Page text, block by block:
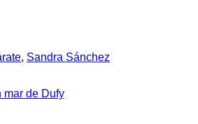
, Sandra Sánchez
mar de Dufy